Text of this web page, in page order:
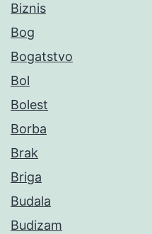
Biznis
Bog
Bogatstvo
Bol
Bolest
Borba
Brak
Briga
Budala
Budizam